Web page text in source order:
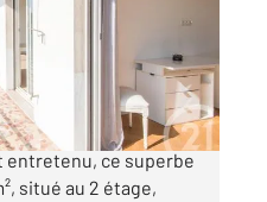
au sein d'un bel
ce superbe
situé au 2 étage,